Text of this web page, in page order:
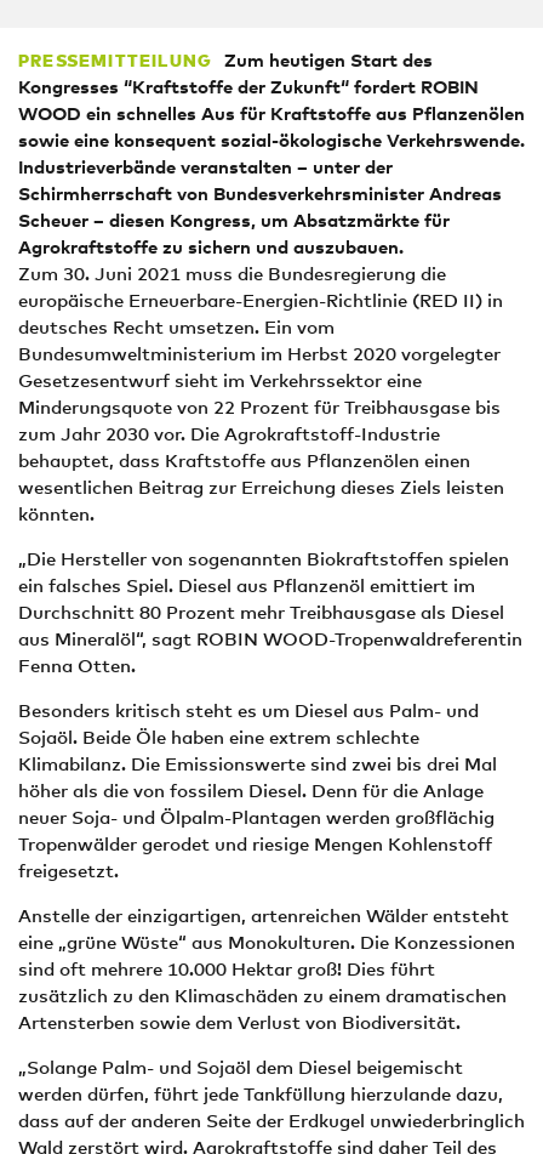
PRESSEMITTEILUNG
Zum heutigen Start des
Kongresses “Kraftstoffe der Zukunft“ fordert ROBIN
WOOD ein schnelles Aus für Kraftstoffe aus Pflanzenölen
sowie eine konsequent sozial-ökologische Verkehrswende.
Industrieverbände veranstalten – unter der
Schirmherrschaft von Bundesverkehrsminister Andreas
Scheuer – diesen Kongress, um Absatzmärkte für
Agrokraftstoffe zu sichern und auszubauen.
Zum 30. Juni 2021 muss die Bundesregierung die
europäische Erneuerbare-Energien-Richtlinie (RED II) in
deutsches Recht umsetzen. Ein vom
Bundesumweltministerium im Herbst 2020 vorgelegter
Gesetzesentwurf sieht im Verkehrssektor eine
Minderungsquote von 22 Prozent für Treibhausgase bis
zum Jahr 2030 vor. Die Agrokraftstoff-Industrie
behauptet, dass Kraftstoffe aus Pflanzenölen einen
wesentlichen Beitrag zur Erreichung dieses Ziels leisten
könnten.
„Die Hersteller von sogenannten Biokraftstoffen spielen
ein falsches Spiel. Diesel aus Pflanzenöl emittiert im
Durchschnitt 80 Prozent mehr Treibhausgase als Diesel
aus Mineralöl“, sagt ROBIN WOOD-Tropenwaldreferentin
Fenna Otten.
Besonders kritisch steht es um Diesel aus Palm- und
Sojaöl. Beide Öle haben eine extrem schlechte
Klimabilanz. Die Emissionswerte sind zwei bis drei Mal
höher als die von fossilem Diesel. Denn für die Anlage
neuer Soja- und Ölpalm-Plantagen werden großflächig
Tropenwälder gerodet und riesige Mengen Kohlenstoff
freigesetzt.
Anstelle der einzigartigen, artenreichen Wälder entsteht
eine „grüne Wüste“ aus Monokulturen. Die Konzessionen
sind oft mehrere 10.000 Hektar groß! Dies führt
zusätzlich zu den Klimaschäden zu einem dramatischen
Artensterben sowie dem Verlust von Biodiversität.
„Solange Palm- und Sojaöl dem Diesel beigemischt
werden dürfen, führt jede Tankfüllung hierzulande dazu,
dass auf der anderen Seite der Erdkugel unwiederbringlich
Wald zerstört wird. Agrokraftstoffe sind daher Teil des